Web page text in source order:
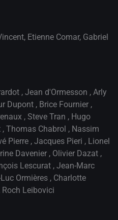
Etienne Comar, Gabriel
, Jean d'Ormesson , Arly
Dupont , Brice Fournier ,
, Steve Tran , Hugo
, Thomas Chabrol , Nassim
Pierre , Jacques Pieri , Lionel
Davenier , Olivier Dazat ,
Lescurat , Jean-Marc
Ormières , Charlotte
Roch Leibovici